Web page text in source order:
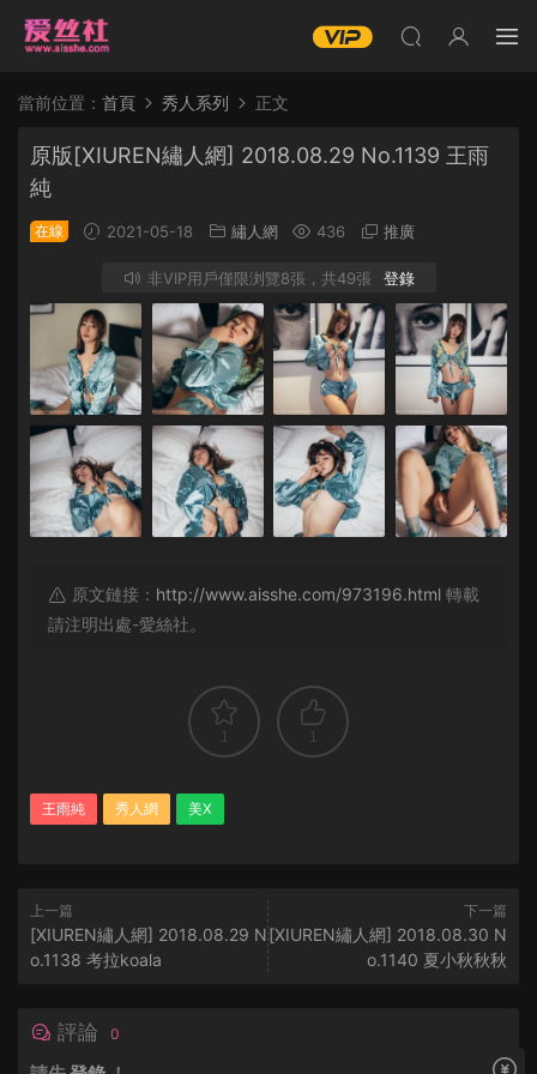
當前位置： 首頁 秀人系列 正文
原版[XIUREN繡人網] 2018.08.29 No.1139 王雨
純
在線 2021-05-18 繡人網 436 推廣
非VIP用戶僅限浏覽8張，共49張 登錄
原文鏈接： http://www.aisshe.com/973196.html 轉載
請注明出處-愛絲社。
1 1
王雨純 秀人網 美X
上一篇
[XIUREN繡人網] 2018.08.29 N
o.1138 考拉koala
下一篇
[XIUREN繡人網] 2018.08.30 N
o.1140 夏小秋秋秋
評論 0